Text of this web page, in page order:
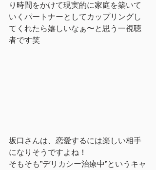
り時間をかけて現実的に家庭を築いて
いくパートナーとしてカップリングし
てくれたら嬉しいなぁ〜と思う一視聴
者です笑
坂口さんは、恋愛するには楽しい相手
になりそうですよね！
そもそも”デリカシー治療中”というキャ